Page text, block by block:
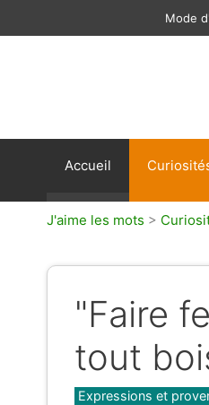
Mode
Accueil
J'aime les mots >
"Faire
tout
Catégories
Expressions et